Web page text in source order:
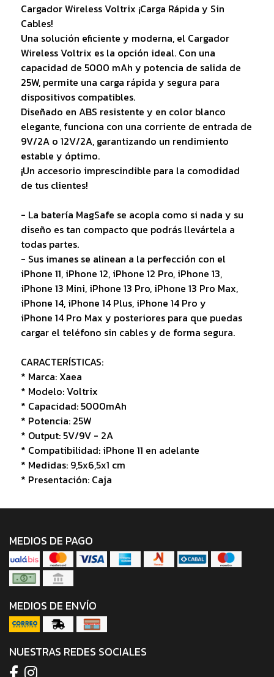
Cargador Wireless Voltrix ¡Carga Rápida y Sin
Cables!
Una solución eficiente y moderna, el Cargador
Wireless Voltrix es la opción ideal. Con una
capacidad de 5000 mAh y potencia de salida de
25W, permite una carga rápida y segura para
dispositivos compatibles.
Diseñado en ABS resistente y en color blanco
elegante, funciona con una corriente de entrada de
9V/2A o 12V/2A, garantizando un rendimiento
estable y óptimo.
¡Un accesorio imprescindible para la comodidad
de tus clientes!
- La batería MagSafe se acopla como si nada y su
diseño es tan compacto que podrás llevártela a
todas partes.
- Sus imanes se alinean a la perfección con el
iPhone 11, iPhone 12, iPhone 12 Pro, iPhone 13,
iPhone 13 Mini, iPhone 13 Pro, iPhone 13 Pro Max,
iPhone 14, iPhone 14 Plus, iPhone 14 Pro y
iPhone 14 Pro Max y posteriores para que puedas
cargar el teléfono sin cables y de forma segura.
CARACTERÍSTICAS:
* Marca: Xaea
* Modelo: Voltrix
* Capacidad: 5000mAh
* Potencia: 25W
* Output: 5V/9V - 2A
* Compatibilidad: iPhone 11 en adelante
* Medidas: 9,5x6,5x1 cm
* Presentación: Caja
MEDIOS DE PAGO
MEDIOS DE ENVÍO
NUESTRAS REDES SOCIALES